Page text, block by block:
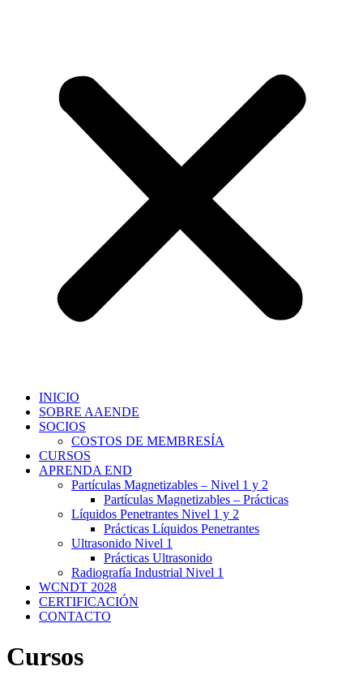
INICIO
SOBRE AAENDE
SOCIOS
COSTOS DE MEMBRESÍA
CURSOS
APRENDA END
Partículas Magnetizables – Nivel 1 y 2
Partículas Magnetizables – Prácticas
Líquidos Penetrantes Nivel 1 y 2
Prácticas Líquidos Penetrantes
Ultrasonido Nivel 1
Prácticas Ultrasonido
Radiografía Industrial Nivel 1
WCNDT 2028
CERTIFICACIÓN
CONTACTO
Cursos